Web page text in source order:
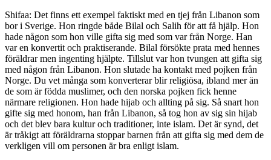
Shifaa: Det finns ett exempel faktiskt med en tjej från Libanon som
bor i Sverige. Hon ringde både Bilal och Salih för att få hjälp. Hon
hade någon som hon ville gifta sig med som var från Norge. Han
var en konvertit och praktiserande. Bilal försökte prata med hennes
föräldrar men ingenting hjälpte. Tillslut var hon tvungen att gifta sig
med någon från Libanon. Hon slutade ha kontakt med pojken från
Norge. Du vet många som konverterar blir religiösa, ibland mer än
de som är födda muslimer, och den norska pojken fick henne
närmare religionen. Hon hade hijab och allting på sig. Så snart hon
gifte sig med honom, han från Libanon, så tog hon av sig sin hijab
och det blev bara kultur och traditioner, inte islam. Det är synd, det
är tråkigt att föräldrarna stoppar barnen från att gifta sig med dem de
verkligen vill om personen är bra enligt islam.